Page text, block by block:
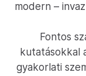
modern –
Fontos
kutatásokkal
gyakorlati